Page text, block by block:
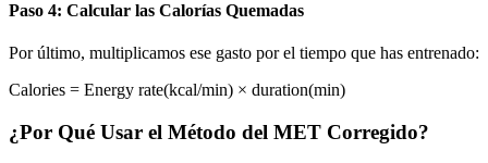
Paso 4: Calcular las Calorías Quemadas
Por último, multiplicamos ese gasto por el tiempo que has entrenado:
Calories = Energy rate(kcal/min) × duration(min)
¿Por Qué Usar el Método del MET Corregido?